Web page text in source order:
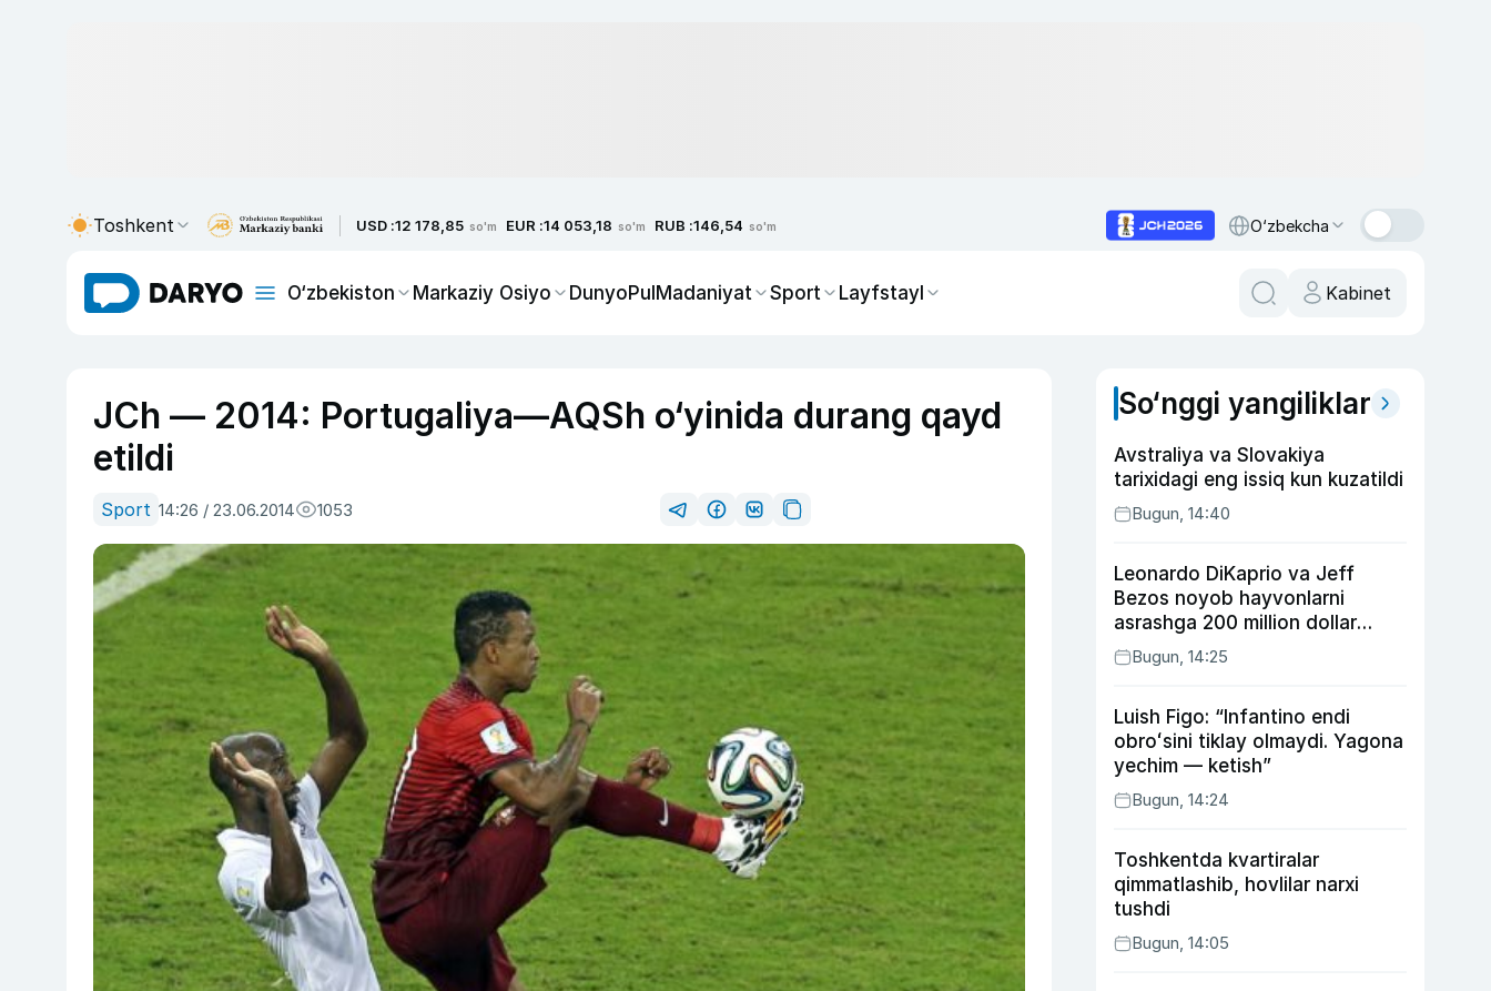
Toshkent USD :12 178,85 so'm EUR :14 053,18 so'm RUB :146,54 so'm O‘zbekcha
O‘zbekiston Markaziy Osiyo DunyoPulMadaniyat Sport Layfstayl Kabinet
JCh — 2014: Portugaliya—AQSh o‘yinida durang qayd
etildi
Sport 14:26 / 23.06.2014 1053
So‘nggi yangiliklar
Avstraliya va Slovakiya
tarixidagi eng issiq kun kuzatildi
Bugun, 14:40
Leonardo DiKaprio va Jeff
Bezos noyob hayvonlarni
asrashga 200 million dollar
ajratdi
Bugun, 14:25
Luish Figo: “Infantino endi
obroʻsini tiklay olmaydi. Yagona
yechim — ketish”
Bugun, 14:24
Toshkentda kvartiralar
qimmatlashib, hovlilar narxi
tushdi
Bugun, 14:05